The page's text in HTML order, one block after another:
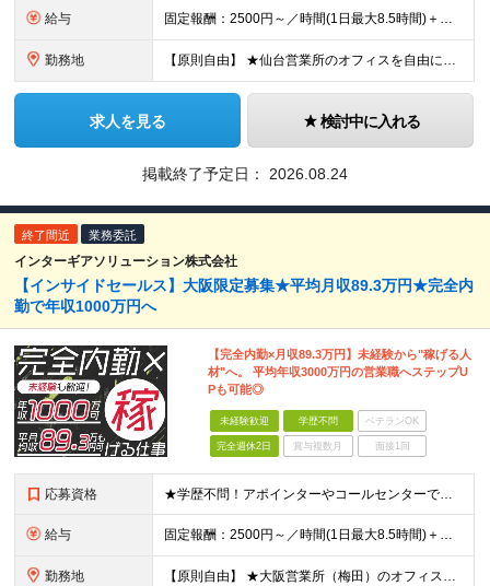
給与 固定報酬：2500円～／時間(1日最大8.5時間)＋高額インセンティブ ※上記の固定報酬時間額にインセンティブ（下記参照）が加算されます ※試用期間はございません 毎月25日締め（前月26日からカウ
勤務地 【原則自由】 ★仙台営業所のオフィスを自由に利用！ ★最寄駅から徒歩3分でアクセスも抜群！ ※業務都合により出社いただく場合あり ※転勤なし 【仙台営業所】 宮城県仙台市泉区泉中央一丁目9-2 ア
求人を見る 検討中に入れる
掲載終了予定日： 2026.08.24
終了間近 業務委託
インターギアソリューション株式会社
【インサイドセールス】大阪限定募集★平均月収89.3万円★完全内
勤で年収1000万円へ
【完全内勤×月収89.3万円】未経験から"稼げる人
材"へ。 平均年収3000万円の営業職へステップU
Pも可能◎
未経験歓迎 学歴不問 ベテランOK
完全週休2日 賞与複数月 面接1回
応募資格 ★学歴不問！アポインターやコールセンターでの実務経験がある方歓迎！ ★未経験OK ■努力が正当に評価される環境で働きたい ■明確な成果報酬で、頑張った分だけ稼ぎたい ■電話でのコミュニケーションに抵
給与 固定報酬：2500円～／時間(1日最大8.5時間)＋高額インセンティブ ※上記の固定報酬時間額にインセンティブ（下記参照）が加算されます ※試用期間はございません 毎月25日締め（前月26日からカウ
勤務地 【原則自由】 ★大阪営業所（梅田）のオフィスを自由に利用！ ★最寄駅から徒歩3分でアクセスも抜群！ ※業務都合により出社いただく場合あり ※転勤なし 【大阪営業所】 大阪府大阪市北区梅田2-5-6